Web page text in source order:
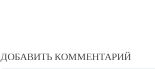
ДОБАВИТЬ КОММЕНТАРИЙ